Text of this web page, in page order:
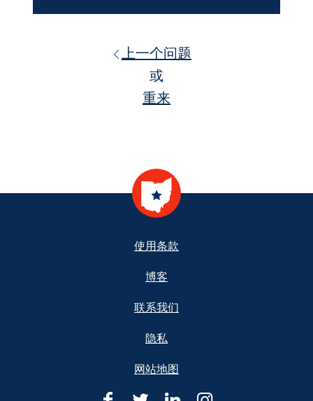
上一个问题
或
重来
使用条款
博客
联系我们
隐私
网站地图